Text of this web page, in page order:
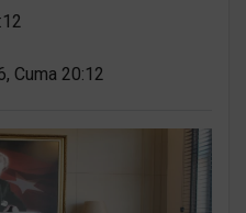
Cuma 20:12